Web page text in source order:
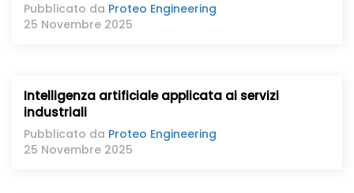
Pubblicato da Proteo Engineering
25 Novembre 2025
Intelligenza artificiale applicata ai servizi
industriali
Pubblicato da Proteo Engineering
25 Novembre 2025